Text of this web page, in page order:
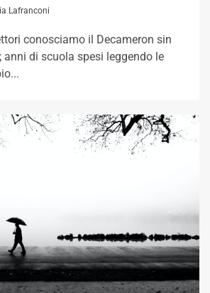
Lafranconi
conosciamo il Decameron sin
anni di scuola spesi leggendo le